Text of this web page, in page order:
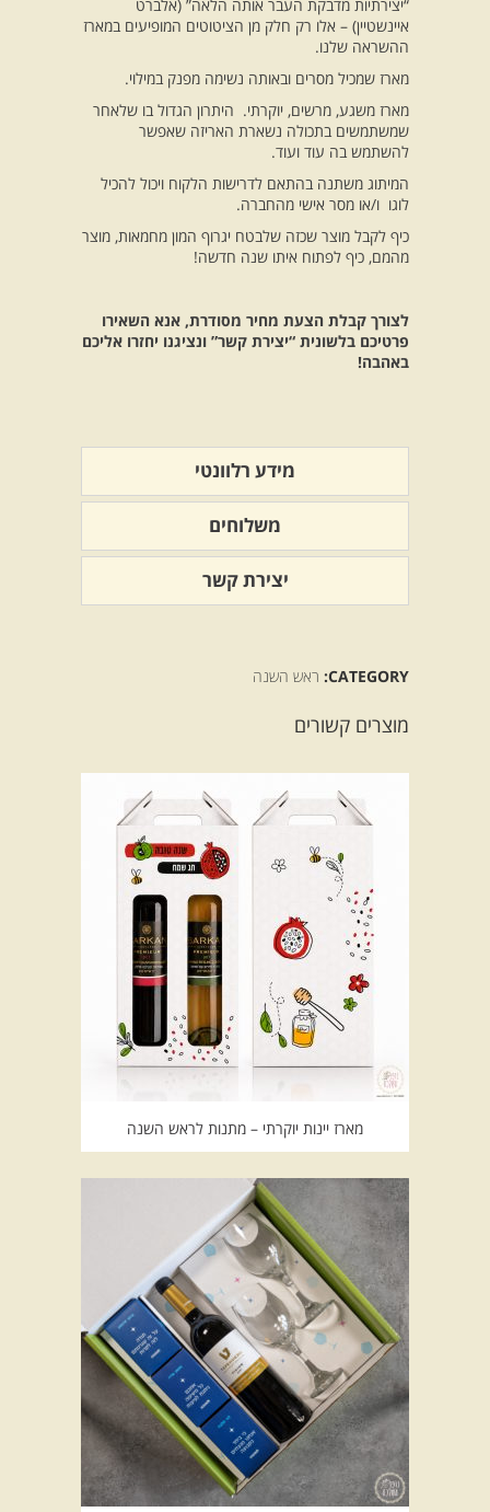
“יצירתיות מדבקת העבר אותה הלאה” (אלברט
איינשטיין) – אלו רק חלק מן הציטוטים המופיעים במארז
ההשראה שלנו.
מארז שמכיל מסרים ובאותה נשימה מפנק במילוי.
מארז משגע, מרשים, יוקרתי. היתרון הגדול בו שלאחר
שמשתמשים בתכולה נשארת האריזה שאפשר
להשתמש בה עוד ועוד.
המיתוג משתנה בהתאם לדרישות הלקוח ויכול להכיל
לוגו ו/או מסר אישי מהחברה.
כיף לקבל מוצר שכזה שלבטח יגרוף המון מחמאות, מוצר
מהמם, כיף לפתוח איתו שנה חדשה!
לצורך קבלת הצעת מחיר מסודרת, אנא השאירו
פרטיכם בלשונית “יצירת קשר” ונציגנו יחזרו אליכם
באהבה!
מידע רלוונטי
משלוחים
יצירת קשר
CATEGORY: ראש השנה
מוצרים קשורים
מארז יינות יוקרתי – מתנות לראש השנה